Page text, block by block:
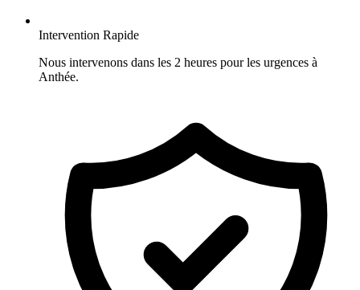
Intervention Rapide
Nous intervenons dans les 2 heures pour les urgences à
Anthée.